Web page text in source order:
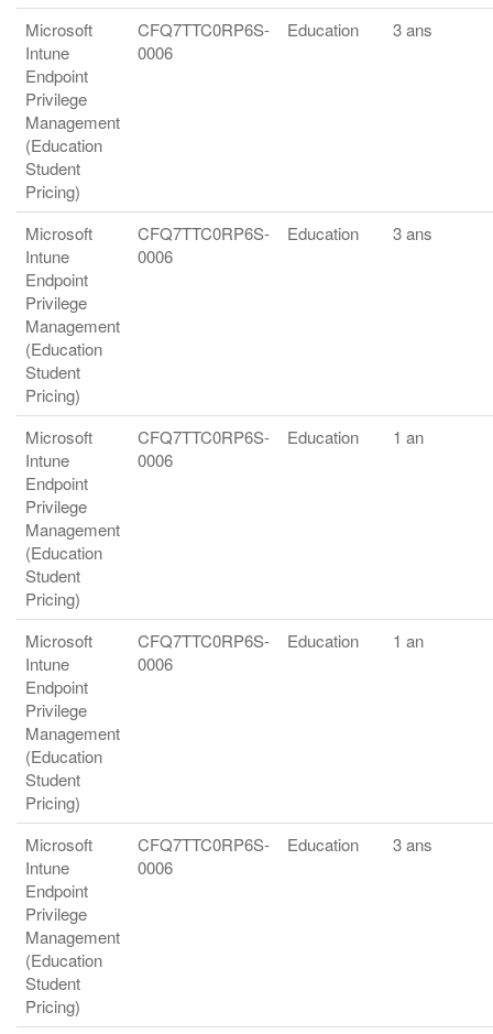
Microsoft
Intune
Endpoint
Privilege
Management
(Education
Student
Pricing)
CFQ7TTC0RP6S-
0006
Education 3 ans
Microsoft
Intune
Endpoint
Privilege
Management
(Education
Student
Pricing)
CFQ7TTC0RP6S-
0006
Education 3 ans
Microsoft
Intune
Endpoint
Privilege
Management
(Education
Student
Pricing)
CFQ7TTC0RP6S-
0006
Education 1 an
Microsoft
Intune
Endpoint
Privilege
Management
(Education
Student
Pricing)
CFQ7TTC0RP6S-
0006
Education 1 an
Microsoft
Intune
Endpoint
Privilege
Management
(Education
Student
Pricing)
CFQ7TTC0RP6S-
0006
Education 3 ans